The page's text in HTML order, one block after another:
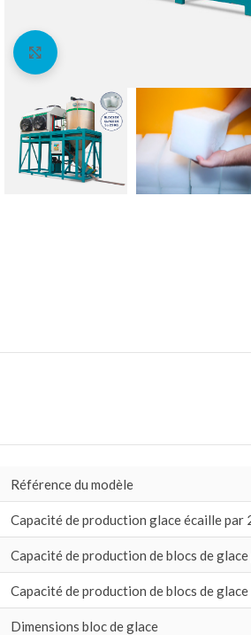
Référence du modèle
Capacité de production glace écaille par
Capacité de production de blocs de
Capacité de production de blocs de
Dimensions bloc de glace